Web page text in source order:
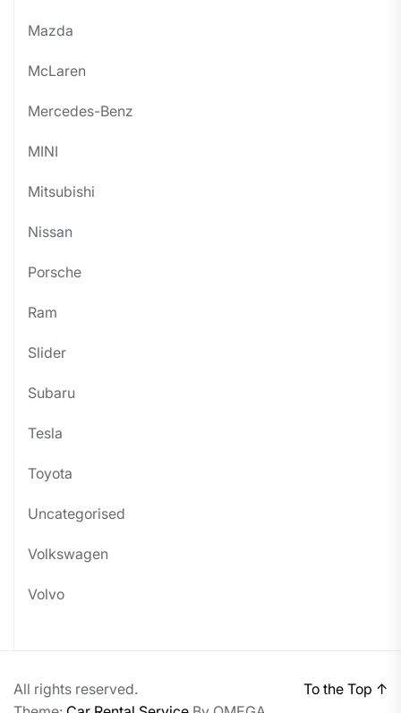
Mazda
McLaren
Mercedes-Benz
MINI
Mitsubishi
Nissan
Porsche
Ram
Slider
Subaru
Tesla
Toyota
Uncategorised
Volkswagen
Volvo
All rights reserved.
To the Top ↑